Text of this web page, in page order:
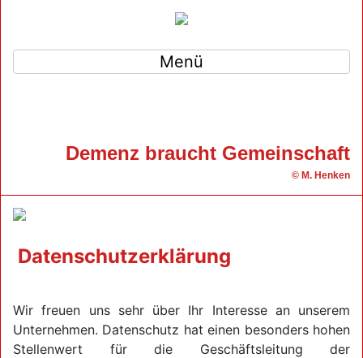
Menü
Demenz braucht Gemeinschaft
© M. Henken
Datenschutzerklärung
Wir freuen uns sehr über Ihr Interesse an unserem
Unternehmen. Datenschutz hat einen besonders hohen
Stellenwert für die Geschäftsleitung der